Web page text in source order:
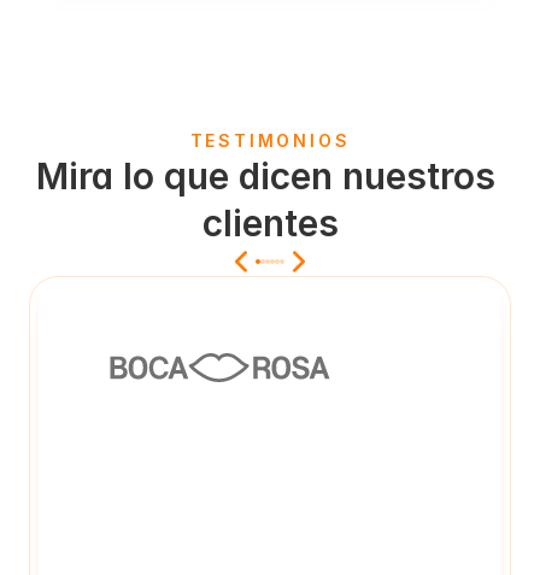
TESTIMONIOS
Mira lo que dicen nuestros
clientes